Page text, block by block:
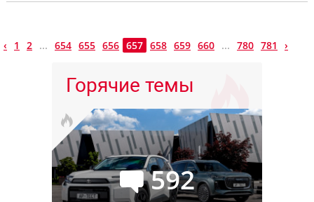
‹ 1 2 ... 654 655 656 657 658 659 660 ... 780 781 ›
Горячие темы
592